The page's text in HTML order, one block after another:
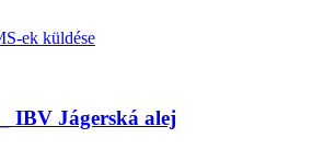
ek küldése
IBV Jágerská alej